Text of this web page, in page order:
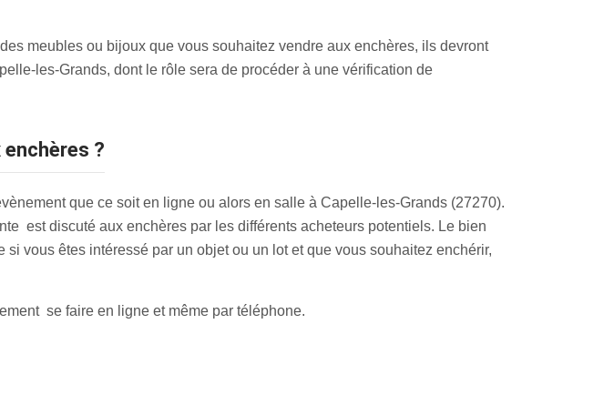
meubles ou bijoux que vous souhaitez vendre aux enchères, ils devront
les-Grands, dont le rôle sera de procéder à une vérification de
enchères ?
que ce soit en ligne ou alors en salle à Capelle-les-Grands (27270).
est discuté aux enchères par les différents acheteurs potentiels. Le bien
vous êtes intéressé par un objet ou un lot et que vous souhaitez enchérir,
se faire en ligne et même par téléphone.